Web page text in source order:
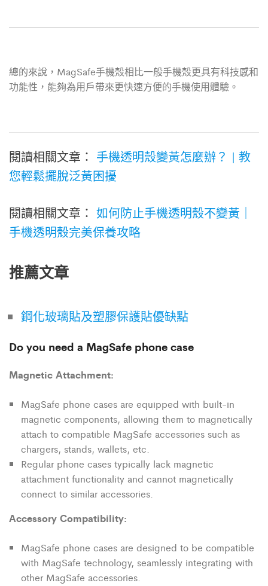
總的來說，MagSafe手機殼相比一般手機殼更具有科技感和
功能性，能夠為用戶帶來更快速方便的手機使用體驗。
閱讀相關文章： 手機透明殼變黃怎麼辦？ | 教
您輕鬆擺脫泛黃困擾
閱讀相關文章： 如何防止手機透明殼不變黃｜
手機透明殼完美保養攻略
推薦文章
鋼化玻璃貼及塑膠保護貼優缺點
Do you need a MagSafe phone case
Magnetic Attachment:
MagSafe phone cases are equipped with built-in
magnetic components, allowing them to magnetically
attach to compatible MagSafe accessories such as
chargers, stands, wallets, etc.
Regular phone cases typically lack magnetic
attachment functionality and cannot magnetically
connect to similar accessories.
Accessory Compatibility:
MagSafe phone cases are designed to be compatible
with MagSafe technology, seamlessly integrating with
other MagSafe accessories.